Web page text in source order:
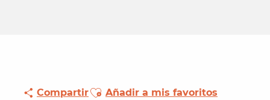
CompartirAjouter aux favoris
Añadir a mis favoritos